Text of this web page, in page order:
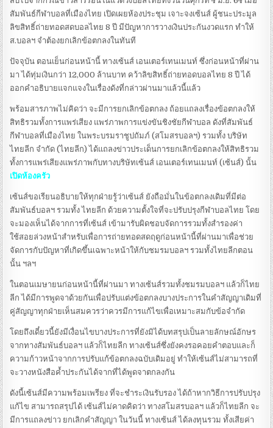
สัมพันธ์กีฬาบอลที่เมืองไทย เปิดเผยห้องประชุม​ เจาะจง​เซ้นส์​ ผู้ชนะประมูล
ลิขสิทธิ์​ถ่ายทอดสดบอลไทย​ 8​ ปี​ มีปัญหาการวาง​เงินประกันงวดแรก​ ทำให้​
ส.บอลฯ​ จำต้องยกเลิกข้อตกลง​ในทันที
ปัจจุบัน ตอนเย็นก่อนหน้านี้ ทางเซ้นส์ เอนเตอร์เทนเมนท์ ซึ่งก่อนหน้าที่ผ่าน
มา ได้ทุ่มเงินกว่า 12,000 ล้านบาท คว้าลิขสิทธิ์ถ่ายทอดบอลไทย 8 ปี ได้
ออกคำอธิบายแจกแจงในเรื่องดังที่กล่าวผ่านมาแล้วนี้แล้ว
พร้อมสารภาพไม่คิดว่า จะมีการยกเลิกข้อตกลง​ ถ้อยแถลงเรื่องข้อตกลงให้
สิทธิรวมทั้งการแพร่เสียง แพร่ภาพการแข่งขันชิงชัยกีฬาบอล ดังที่สัมพันธ์
กีฬาบอลที่เมืองไทย ในพระบรมราชูปถัมภ์ (สโมสรบอลฯ) รวมทั้ง บริษัท
ไทยลีก จำกัด (ไทยลีก) ได้แถลงข่าวประเด็นการยกเลิกข้อตกลงให้สิทธิรวม
ทั้งการแพร่เสียงแพร่ภาพกับทางบริษัทเซ้นส์ เอนเตอร์เทนเมนท์ (เซ้นส์) นั้น
เปิดห้องครัว
เซ้นส์ขอเรียนอธิบายให้ทุกฝ่ายรู้ว่าเซ้นส์ ยังถือมั่นในข้อตกลงเดิมที่มีต่อ
สัมพันธ์บอลฯ รวมทั้ง ไทยลีก ด้วยความตั้งใจที่จะปรับปรุงกีฬาบอลไทย โดย
จะมองเห็นได้จากการที่เซ้นส์ เข้ามารับผิดชอบจัดการรวมทั้งสำรองค่า
ใช้สอยล่วงหน้าสำหรับเพื่อการถ่ายทอดสดฤดูก่อนหน้านี้ที่ผ่านมาเพื่อช่วย
จัดการกับปัญหาที่เกิดขึ้นเฉพาะหน้าให้กับชมรมบอลฯ รวมทั้งไทยลีกตอน
นั้น ฯลฯ
ในตอนเมษายนก่อนหน้านี้ที่ผ่านมา ทางเซ้นส์รวมทั้งชมรมบอลฯ แล้วก็ไทย
ลีก ได้มีการพูดจาด้วยกันเพื่อปรับแต่งข้อตกลงบางประการในคำสัญญาเดิมที่
คู่สัญญาทุกฝ่ายเห็นสมควรว่าควรมีการแก้ไขเพื่อเหมาะสมกับข้อจำกัด
โดยถึงเดี๋ยวนี้ยังมีเงื่อนไขบางประการที่ยังมิได้บทสรุปเป็นลายลักษณ์อักษร
จากทางสัมพันธ์บอลฯ แล้วก็ไทยลีก ทางเซ้นส์ซึ่งยังคงรอคอยคำตอบและก็
ความก้าวหน้าจากการปรับแก้ข้อตกลงฉบับเดิมอยู่ ทำให้เซ้นส์ไม่สามารถที่
จะวางหนังสือค้ำประกันได้จากที่ได้พูดจาตกลงกัน
ดังนี้เซ้นส์มีความพร้อมเพรียง ที่จะชำระเงินรับรอง ได้ถ้าหากวิธีการปรับปรุง
แก้ไข สามารถสรุปได้ เซ้นส์ไม่คาดคิดว่า ทางสโมสรบอลฯ แล้วก็ไทยลีก จะ
มีการแถลงข่าว ยกเลิกคำสัญญา ในวันนี้ ทางเซ้นส์ ได้ลงทุนรวม ทั้งเสียค่า